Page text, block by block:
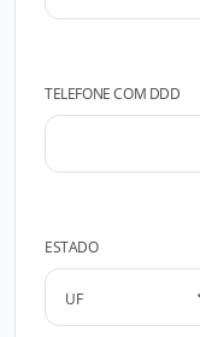
TELEFONE COM DDD
ESTADO